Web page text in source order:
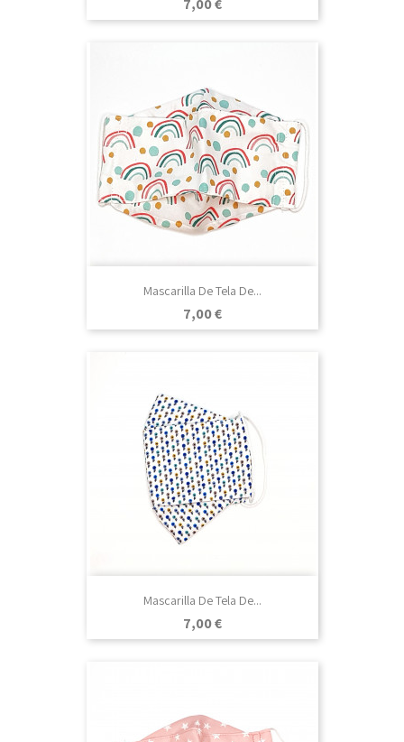
7,00 €
Mascarilla De Tela De...
Precio
7,00 €
Mascarilla De Tela De...
Precio
7,00 €